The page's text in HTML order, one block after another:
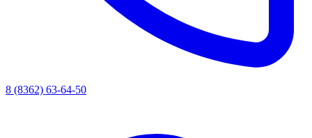
8 (8362) 63-64-50